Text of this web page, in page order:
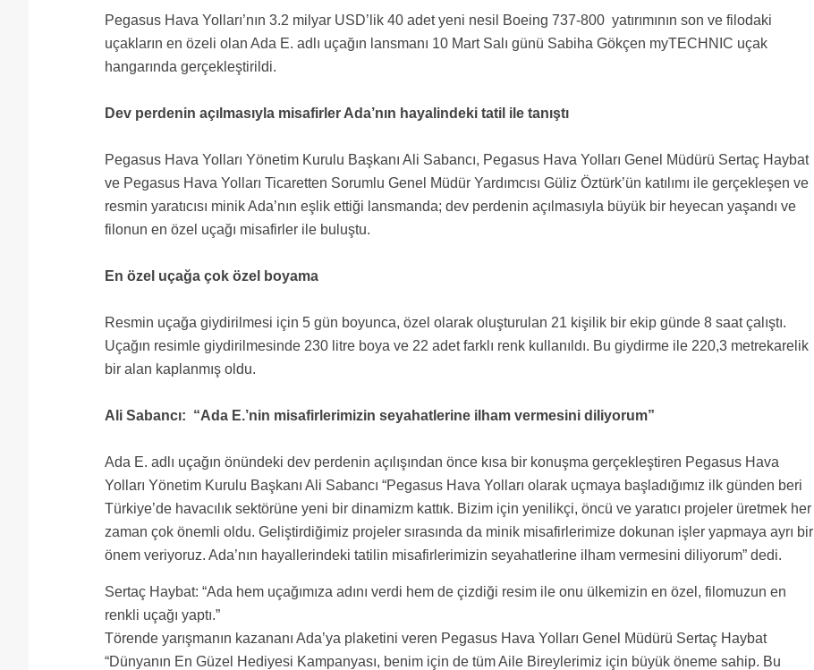
Pegasus Hava Yolları’nın 3.2 milyar USD’lik 40 adet yeni nesil Boeing 737-800 yatırımının son ve filodaki
uçakların en özeli olan Ada E. adlı uçağın lansmanı 10 Mart Salı günü Sabiha Gökçen myTECHNIC uçak
hangarında gerçekleştirildi.
Dev perdenin açılmasıyla misafirler Ada’nın hayalindeki tatil ile tanıştı
Pegasus Hava Yolları Yönetim Kurulu Başkanı Ali Sabancı, Pegasus Hava Yolları Genel Müdürü Sertaç Haybat
ve Pegasus Hava Yolları Ticaretten Sorumlu Genel Müdür Yardımcısı Güliz Öztürk’ün katılımı ile gerçekleşen ve
resmin yaratıcısı minik Ada’nın eşlik ettiği lansmanda; dev perdenin açılmasıyla büyük bir heyecan yaşandı ve
filonun en özel uçağı misafirler ile buluştu.
En özel uçağa çok özel boyama
Resmin uçağa giydirilmesi için 5 gün boyunca, özel olarak oluşturulan 21 kişilik bir ekip günde 8 saat çalıştı.
Uçağın resimle giydirilmesinde 230 litre boya ve 22 adet farklı renk kullanıldı. Bu giydirme ile 220,3 metrekarelik
bir alan kaplanmış oldu.
Ali Sabancı: “Ada E.’nin misafirlerimizin seyahatlerine ilham vermesini diliyorum”
Ada E. adlı uçağın önündeki dev perdenin açılışından önce kısa bir konuşma gerçekleştiren Pegasus Hava
Yolları Yönetim Kurulu Başkanı Ali Sabancı “Pegasus Hava Yolları olarak uçmaya başladığımız ilk günden beri
Türkiye’de havacılık sektörüne yeni bir dinamizm kattık. Bizim için yenilikçi, öncü ve yaratıcı projeler üretmek her
zaman çok önemli oldu. Geliştirdiğimiz projeler sırasında da minik misafirlerimize dokunan işler yapmaya ayrı bir
önem veriyoruz. Ada’nın hayallerindeki tatilin misafirlerimizin seyahatlerine ilham vermesini diliyorum” dedi.
Sertaç Haybat: “Ada hem uçağımıza adını verdi hem de çizdiği resim ile onu ülkemizin en özel, filomuzun en
renkli uçağı yaptı.”
Törende yarışmanın kazananı Ada’ya plaketini veren Pegasus Hava Yolları Genel Müdürü Sertaç Haybat
“Dünyanın En Güzel Hediyesi Kampanyası, benim için de tüm Aile Bireylerimiz için büyük öneme sahip. Bu